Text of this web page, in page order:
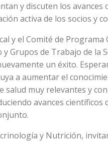
y discuten los avances
activa de los socios y
y el Comité de Programa
Grupos de Trabajo de la
un éxito.
a aumentar el
muy relevantes y
avances científicos
y Nutrición,